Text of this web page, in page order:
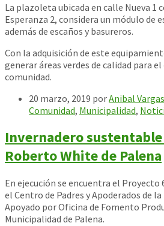
La plazoleta ubicada en calle Nueva 1
Esperanza 2, considera un módulo de
además de escaños y basureros.
Con la adquisición de este
generar áreas verdes de calidad para
comunidad.
20 marzo, 2019 porAnibal
Comunidad, Municipalidad,
Invernadero sustentable
Roberto White de Palena
En ejecución se encuentra el Proyecto
el Centro de Padres y Apoderados de
Apoyado por Oficina de Fomento
Municipalidad de Palena.